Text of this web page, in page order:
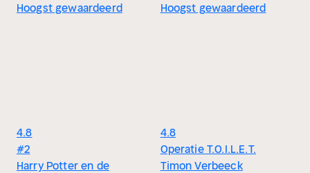
Hoogst gewaardeerd
4.8
#2
Harry Potter en de
Hoogst gewaardeerd
4.8
Operatie T.O.I.L.E.T.
Timon Verbeeck